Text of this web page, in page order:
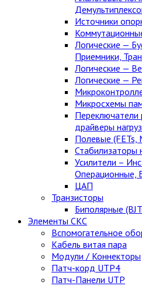
Источники
Логические —
Приемники,
Логические —
Логические —
Микросхемы
Переключатели
драйверы
Полевые (FETs,
Стабилизаторы
Усилители –
Операционные,
ЦАП
Транзисторы
Биполярные
Элементы СКС
Вспомогательное
Кабель витая пара
Модули / Коннекторы
Патч-корд UTP4
Патч-Панели UTP